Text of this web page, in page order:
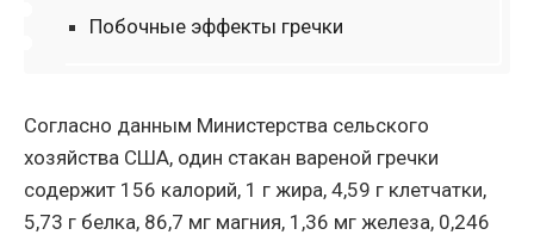
Побочные эффекты гречки
Согласно данным Министерства сельского
хозяйства США, один стакан вареной гречки
содержит 156 калорий, 1 г жира, 4,59 г клетчатки,
5,73 г белка, 86,7 мг магния, 1,36 мг железа, 0,246